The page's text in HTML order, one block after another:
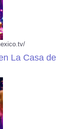
La Casa de